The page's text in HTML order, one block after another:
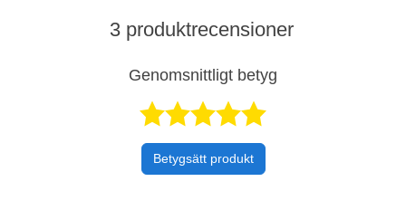
3 produktrecensioner
Genomsnittligt betyg
Betygsatt 5 av
Betygsätt produkt